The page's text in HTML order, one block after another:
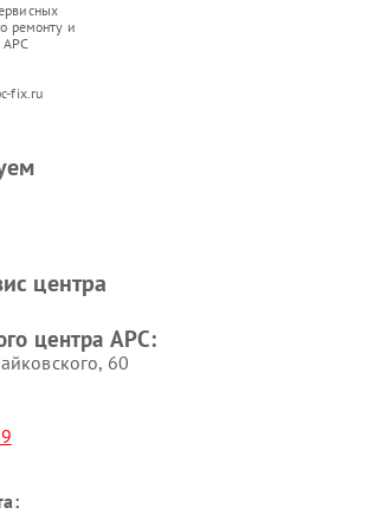
ремонту и
fix.ru
центра
центра APC:
60